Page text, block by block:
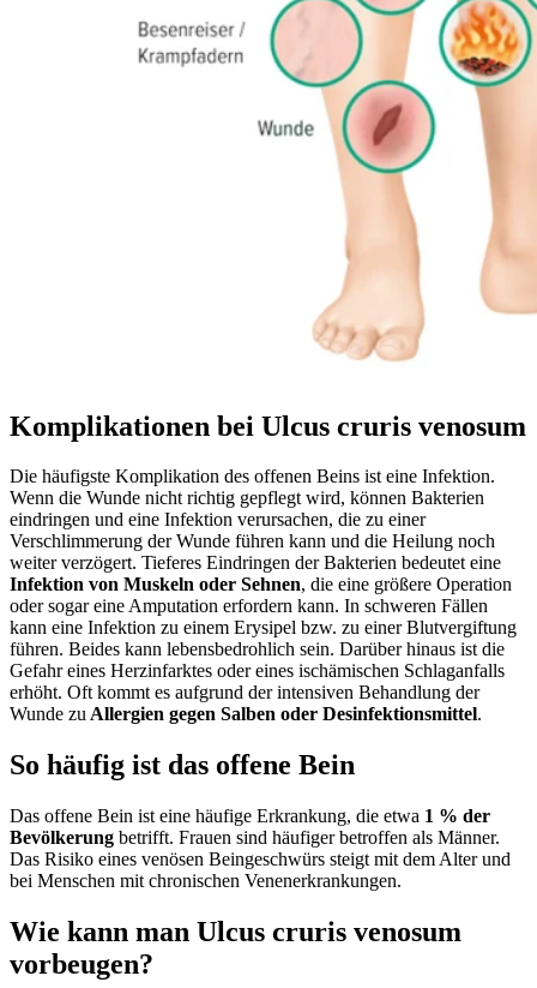
Komplikationen bei Ulcus cruris venosum
Die häufigste Komplikation des offenen Beins ist eine Infektion.
Wenn die Wunde nicht richtig gepflegt wird, können Bakterien
eindringen und eine Infektion verursachen, die zu einer
Verschlimmerung der Wunde führen kann und die Heilung noch
weiter verzögert. Tieferes Eindringen der Bakterien bedeutet eine
Infektion von Muskeln oder Sehnen, die eine größere Operation
oder sogar eine Amputation erfordern kann. In schweren Fällen
kann eine Infektion zu einem Erysipel bzw. zu einer Blutvergiftung
führen. Beides kann lebensbedrohlich sein. Darüber hinaus ist die
Gefahr eines Herzinfarktes oder eines ischämischen Schlaganfalls
erhöht. Oft kommt es aufgrund der intensiven Behandlung der
Wunde zuAllergien gegen Salben oder Desinfektionsmittel.
So häufig ist das offene Bein
Das offene Bein ist eine häufige Erkrankung, die etwa 1 % der
Bevölkerung betrifft. Frauen sind häufiger betroffen als Männer.
Das Risiko eines venösen Beingeschwürs steigt mit dem Alter und
bei Menschen mit chronischen Venenerkrankungen.
Wie kann man Ulcus cruris venosum
vorbeugen?